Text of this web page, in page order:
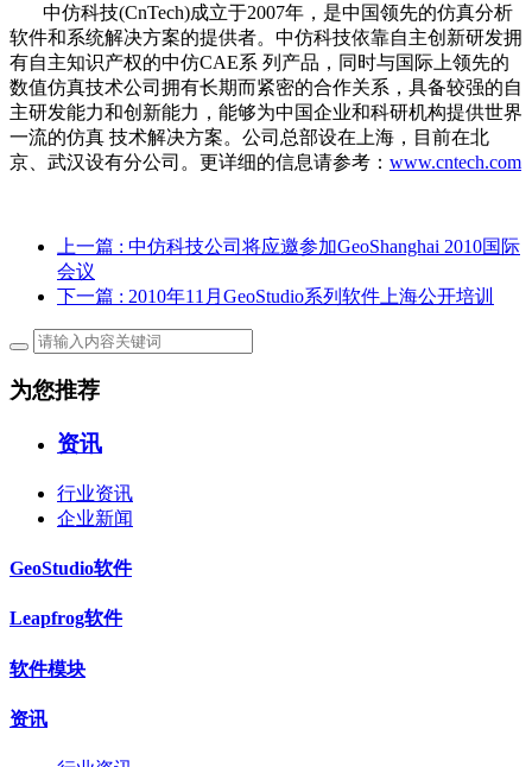
中仿科技(CnTech)成立于2007年，是中国领先的仿真分析
软件和系统解决方案的提供者。中仿科技依靠自主创新研发拥
有自主知识产权的中仿CAE系 列产品，同时与国际上领先的
数值仿真技术公司拥有长期而紧密的合作关系，具备较强的自
主研发能力和创新能力，能够为中国企业和科研机构提供世界
一流的仿真 技术解决方案。公司总部设在上海，目前在北
京、武汉设有分公司。更详细的信息请参考： www.cntech.com
上一篇 : 中仿科技公司将应邀参加GeoShanghai 2010国际
会议
下一篇 : 2010年11月GeoStudio系列软件上海公开培训
为您推荐
资讯
行业资讯
企业新闻
GeoStudio软件
Leapfrog软件
软件模块
资讯